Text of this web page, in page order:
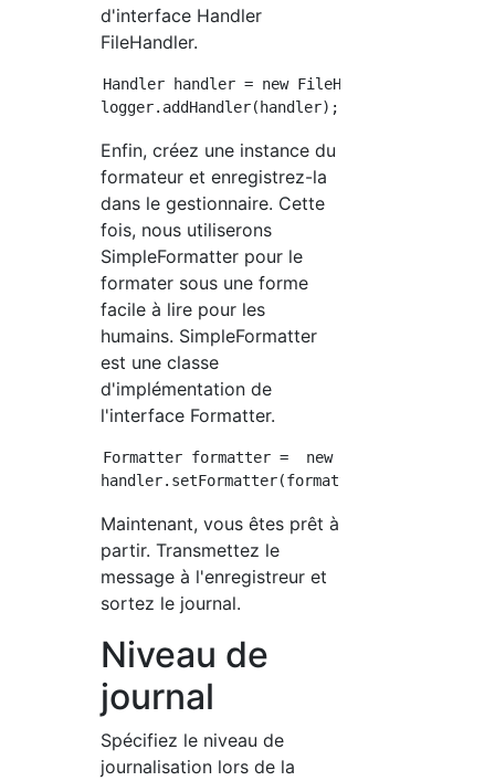
d'interface Handler
FileHandler.
Handler handler = new
Enfin, créez une instance du
formateur et enregistrez-la
dans le gestionnaire. Cette
fois, nous utiliserons
SimpleFormatter pour le
formater sous une forme
facile à lire pour les
humains. SimpleFormatter
est une classe
d'implémentation de
l'interface Formatter.
Formatter formatter =  new
Maintenant, vous êtes prêt à
partir. Transmettez le
message à l'enregistreur et
sortez le journal.
Niveau de
journal
Spécifiez le niveau de
journalisation lors de la